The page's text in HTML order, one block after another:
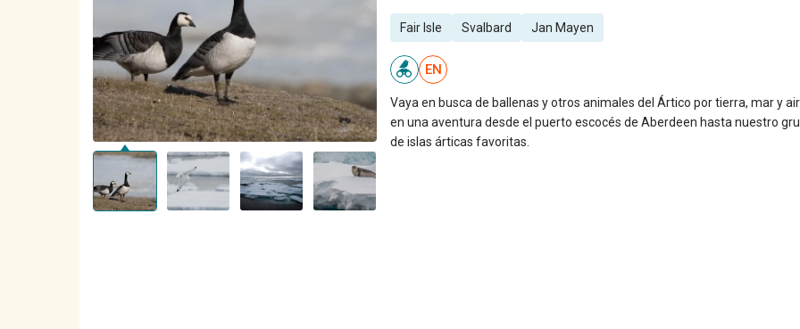
Fair Isle Svalbard Jan Mayen
EN
Vaya en busca de ballenas y otros animales del Ártico por tierra, mar y
en una aventura desde el puerto escocés de Aberdeen hasta nuestro
de islas árticas favoritas.